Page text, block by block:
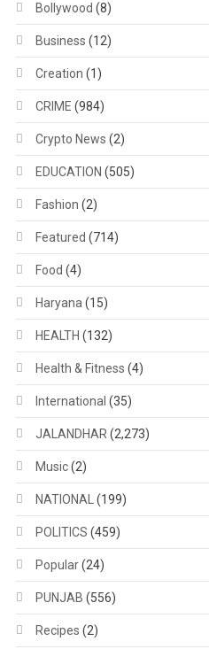
Bollywood (8)
Business (12)
Creation (1)
CRIME (984)
Crypto News (2)
EDUCATION (505)
Fashion (2)
Featured (714)
Food (4)
Haryana(15)
HEALTH (132)
Health & Fitness (4)
International (35)
JALANDHAR(2,273)
Music(2)
NATIONAL(199)
POLITICS (459)
Popular(24)
PUNJAB (556)
Recipes (2)